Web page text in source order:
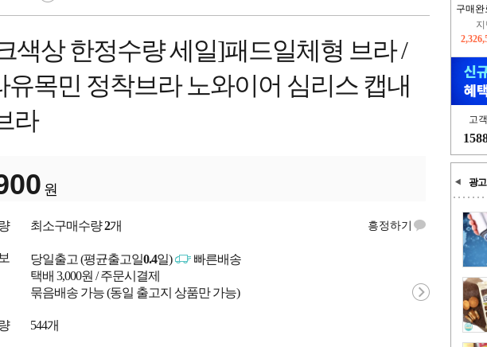
구매완
고
광고
색상 한정수량 세일]패드일체형 브라 /
유목민 정착브라 노와이어 심리스 캡내
라
원
최소구매수량2개 흥정하기
당일출고 (평균출고일0.4일)
빠른배송
택배 3,000원 / 주문시결제
묶음배송 가능 (동일 출고지 상품만 가능)
544개